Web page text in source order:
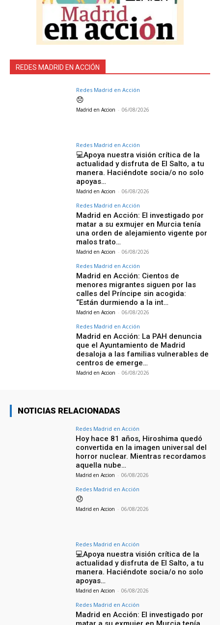
REDES MADRID EN ACCIÓN
Redes Madrid en Acción
😞
Madrid en Accion - 06/08/2026
Redes Madrid en Acción
💻Apoya nuestra visión crítica de la
actualidad y disfruta de El Salto, a tu
manera. Haciéndote socia/o no solo
apoyas…
Madrid en Accion - 06/08/2026
Redes Madrid en Acción
Madrid en Acción: El investigado por
matar a su exmujer en Murcia tenía
una orden de alejamiento vigente por
malos trato…
Madrid en Accion - 06/08/2026
Redes Madrid en Acción
Madrid en Acción: Cientos de
menores migrantes siguen por las
calles del Príncipe sin acogida:
“Están durmiendo a la int…
Madrid en Accion - 06/08/2026
Redes Madrid en Acción
Madrid en Acción: La PAH denuncia
que el Ayuntamiento de Madrid
desaloja a las familias vulnerables de
centros de emerge…
Madrid en Accion - 06/08/2026
NOTICIAS RELACIONADAS
Redes Madrid en Acción
Hoy hace 81 años, Hiroshima quedó
convertida en la imagen universal del
horror nuclear. Mientras recordamos
aquella nube…
Madrid en Accion - 06/08/2026
Redes Madrid en Acción
😞
Madrid en Accion - 06/08/2026
Redes Madrid en Acción
💻Apoya nuestra visión crítica de la
actualidad y disfruta de El Salto, a tu
manera. Haciéndote socia/o no solo
apoyas…
Madrid en Accion - 06/08/2026
Redes Madrid en Acción
Madrid en Acción: El investigado por